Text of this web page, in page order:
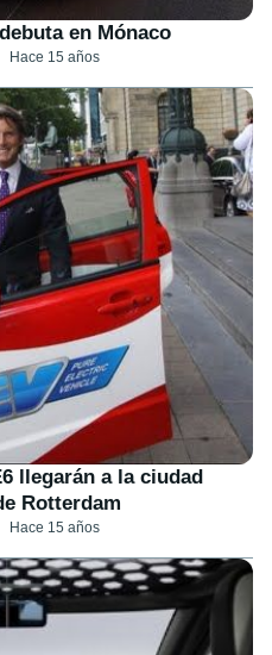
en Mónaco
Hace 15 años
llegarán a la ciudad
Rotterdam
Hace 15 años